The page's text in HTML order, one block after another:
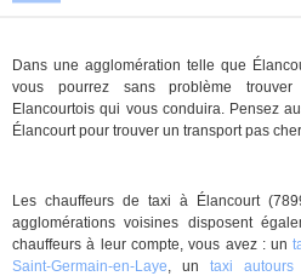
Dans une agglomération telle que
vous pourrez sans problème
Elancourtois qui vous conduira. Pensez
Élancourt pour trouver un transport pas
Les chauffeurs de taxi à Élancourt
agglomérations voisines disposent
chauffeurs à leur compte, vous avez : un
Saint-Germain-en-Laye, un taxi autours